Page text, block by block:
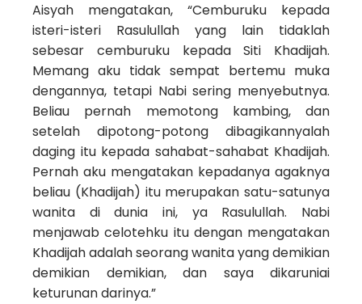
Aisyah mengatakan, “Cemburuku kepada
isteri-­isteri Rasulullah yang lain tidaklah
sebesar cemburuku kepada Siti Khadijah.
Memang aku tidak sempat bertemu muka
dengannya, tetapi Nabi sering menyebutnya.
Beliau pernah memotong kambing, dan
setelah dipotong-potong dibagikannyalah
daging itu kepada sahabat-sahabat Khadijah.
Pernah aku mengatakan kepadanya agaknya
beliau (Khadijah) itu merupakan satu-satunya
wanita di dunia ini, ya Rasulullah. Nabi
menjawab celotehku itu dengan mengatakan
Khadijah adalah seorang wanita yang demikian
demikian demikian, dan saya dikaruniai
keturunan darinya.”